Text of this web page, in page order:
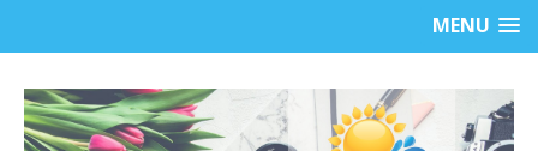
MENU